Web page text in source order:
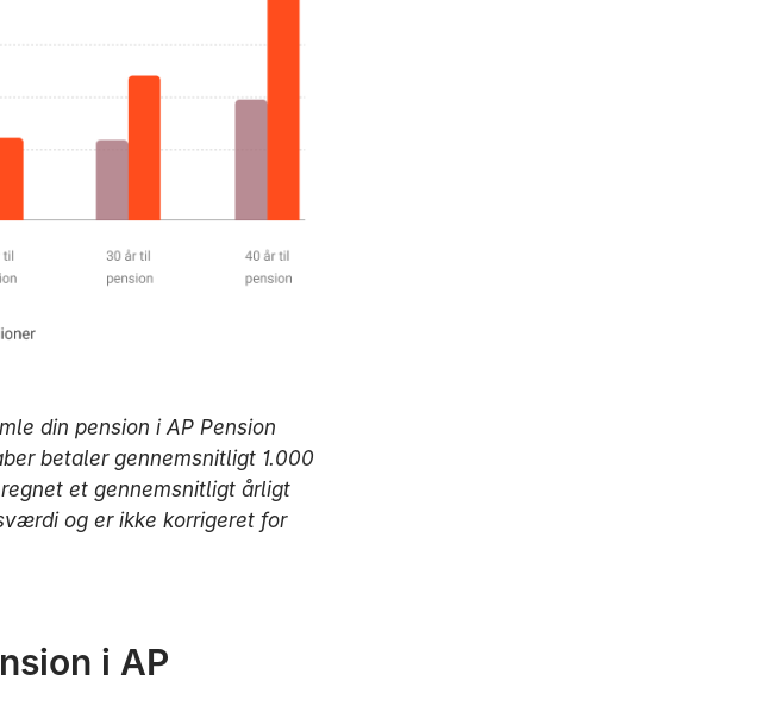
din pension i AP Pension
betaler gennemsnitligt 1.000
et gennemsnitligt årligt
og er ikke korrigeret for
i AP